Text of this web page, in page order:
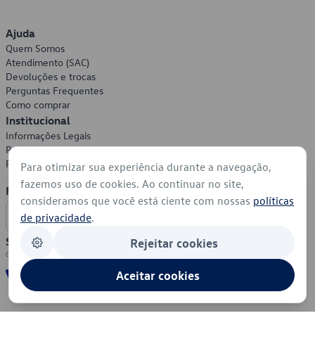
Ajuda
Quem Somos
Atendimento (SAC)
Devoluções e trocas
Perguntas Frequentes
Como comprar
Institucional
Informações Legais
Política de Privacidade
Política de Cookies
Formas de Pagamento
Segurança
Para otimizar sua experiência durante a navegação,
fazemos uso de cookies. Ao continuar no site,
consideramos que você está ciente com nossas políticas
de privacidade.
Rejeitar cookies
Aceitar cookies